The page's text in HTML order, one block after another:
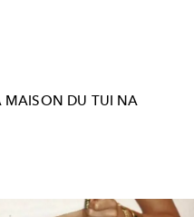
MAISON DU TUI NA